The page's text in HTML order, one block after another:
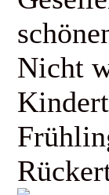
Nicht